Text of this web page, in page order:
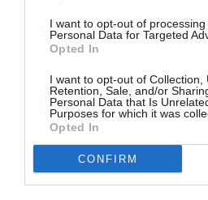
I want to opt-out of processing
Personal Data for Targeted
Opted In
I want to opt-out of Collection,
Retention, Sale, and/or
Personal Data that Is
Purposes for which it was
Opted In
CONFIRM
Tags
GEORGES SIMENON
ΕΚΔΟΣΕΙΣ ΑΓΡΑ
ΞΕΝΟΙ
Newsletter
Κάθε βδομάδα στο e-mail σας
την Τέχνη και τον Πολιτισμό!